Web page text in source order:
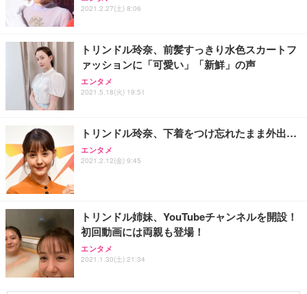
2021.2.27(土) 8:06
トリンドル玲奈、前髪すっきり水色スカートフ
ァッションに「可愛い」「新鮮」の声
エンタメ
2021.5.18(火) 19:51
トリンドル玲奈、下着をつけ忘れたまま外出…
エンタメ
2021.2.12(金) 9:45
トリンドル姉妹、YouTubeチャンネルを開設！
初回動画には両親も登場！
エンタメ
2021.1.30(土) 21:34